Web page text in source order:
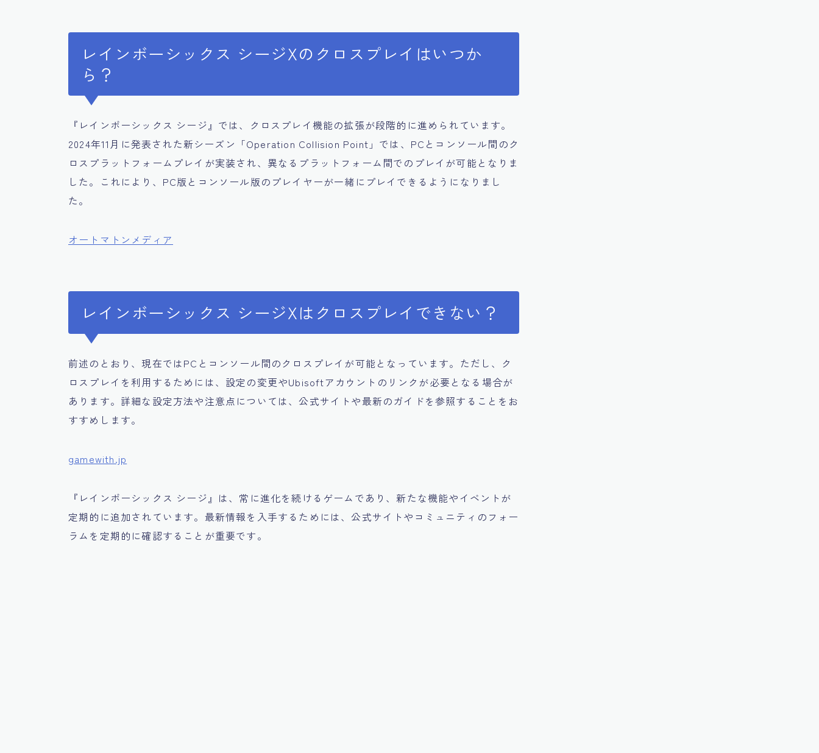
レインボーシックス シージXのクロスプレイはいつか
ら？
『レインボーシックス シージ』では、クロスプレイ機能の拡張が段階的に進められています。
2024年11月に発表された新シーズン「Operation Collision Point」では、PCとコンソール間のク
ロスプラットフォームプレイが実装され、異なるプラットフォーム間でのプレイが可能となりま
した。これにより、PC版とコンソール版のプレイヤーが一緒にプレイできるようになりまし
た。
オートマトンメディア
レインボーシックス シージXはクロスプレイできない？
前述のとおり、現在ではPCとコンソール間のクロスプレイが可能となっています。ただし、ク
ロスプレイを利用するためには、設定の変更やUbisoftアカウントのリンクが必要となる場合が
あります。詳細な設定方法や注意点については、公式サイトや最新のガイドを参照することをお
すすめします。
gamewith.jp
『レインボーシックス シージ』は、常に進化を続けるゲームであり、新たな機能やイベントが
定期的に追加されています。最新情報を入手するためには、公式サイトやコミュニティのフォー
ラムを定期的に確認することが重要です。